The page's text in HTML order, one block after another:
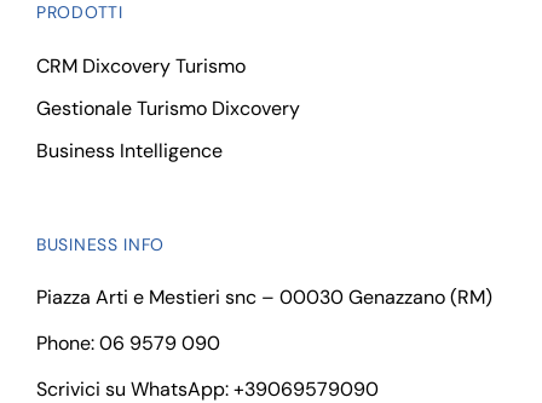
PRODOTTI
CRM Dixcovery Turismo
Gestionale Turismo Dixcovery
Business Intelligence
BUSINESS INFO
Piazza Arti e Mestieri snc – 00030 Genazzano (RM)
Phone: 06 9579 090
Scrivici su WhatsApp:+39069579090